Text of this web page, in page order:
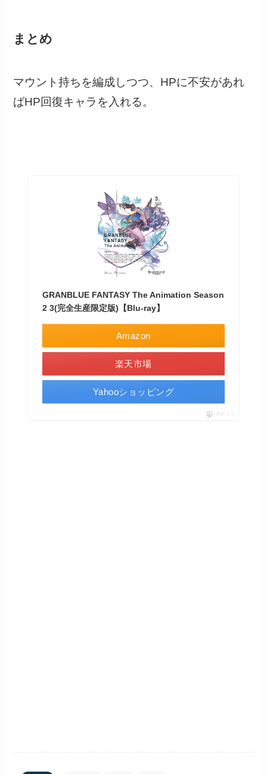
まとめ
マウント持ちを編成しつつ、HPに不安があれ
ばHP回復キャラを入れる。
GRANBLUE FANTASY The Animation Season
2 3(完全生産限定版)【Blu-ray】
Amazon
楽天市場
Yahooショッピング
ポチップ